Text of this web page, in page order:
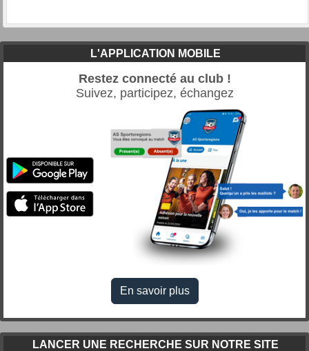
L'APPLICATION MOBILE
Restez connecté au club !
Suivez, participez, échangez
En savoir plus
LANCER UNE RECHERCHE SUR NOTRE SITE